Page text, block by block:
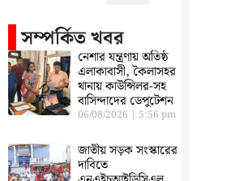
সম্পর্কিত খবর
নেশার যন্ত্রণায় অতিষ্ঠ
এলাকাবাসী, কৈলাসহর
থানায় কাউন্সিলর-সহ
বাসিন্দাদের ডেপুটেশন
06/08/2026 5:56 pm
জাতীয় সড়ক সংস্কারের
দাবিতে